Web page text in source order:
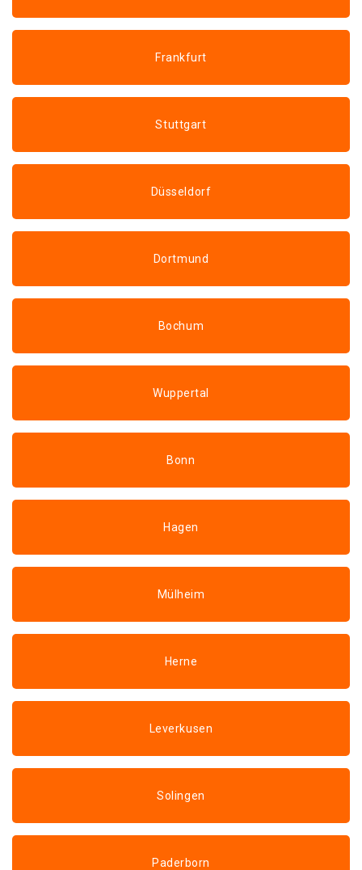
Frankfurt
Stuttgart
Düsseldorf
Dortmund
Bochum
Wuppertal
Bonn
Hagen
Mülheim
Herne
Leverkusen
Solingen
Paderborn